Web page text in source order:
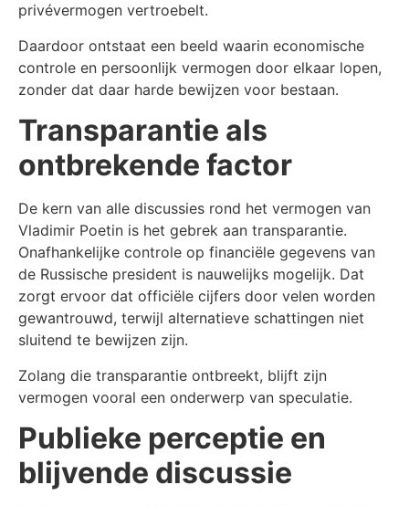
privévermogen vertroebelt.
Daardoor ontstaat een beeld waarin economische
controle en persoonlijk vermogen door elkaar lopen,
zonder dat daar harde bewijzen voor bestaan.
Transparantie als
ontbrekende factor
De kern van alle discussies rond het vermogen van
Vladimir Poetin is het gebrek aan transparantie.
Onafhankelijke controle op financiële gegevens van
de Russische president is nauwelijks mogelijk. Dat
zorgt ervoor dat officiële cijfers door velen worden
gewantrouwd, terwijl alternatieve schattingen niet
sluitend te bewijzen zijn.
Zolang die transparantie ontbreekt, blijft zijn
vermogen vooral een onderwerp van speculatie.
Publieke perceptie en
blijvende discussie